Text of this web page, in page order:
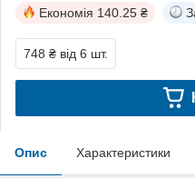
Економія 140.25 ₴
748 ₴ від 6 шт.
Опис Характеристики